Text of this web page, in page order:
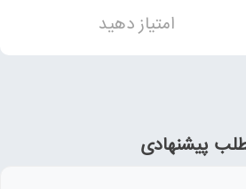
امتیاز دهید
پیشنهادی